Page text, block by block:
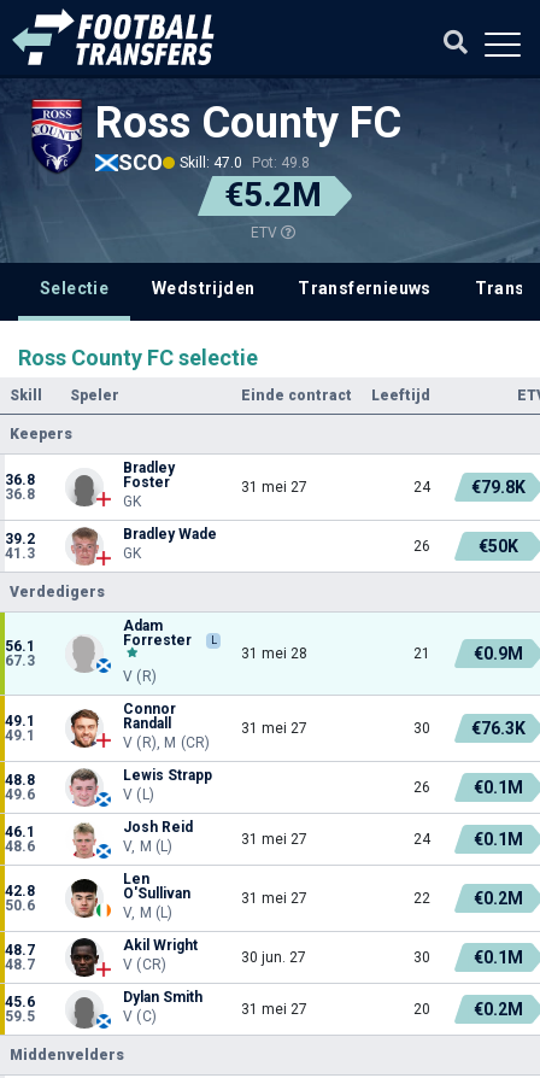
Ross County FC
SCO Skill: 47.0 Pot: 49.8
€5.2M
ETV
Selectie Wedstrijden Transfernieuws
Ross County FC selectie
Skill Speler Einde contract Leeftijd
Keepers
36.8
36.8
Bradley
Foster
GK
31 mei 27 24 €79.8K
39.2
41.3
Bradley Wade
GK
26 €50K
Verdedigers
56.1
67.3
Adam
Forrester
L
V (R)
31 mei 28 21 €0.9M
49.1
49.1
Connor
Randall
V (R), M (CR)
31 mei 27 30 €76.3K
48.8
49.6
Lewis Strapp
V (L)
26 €0.1M
46.1
48.6
Josh Reid
V, M (L)
31 mei 27 24 €0.1M
42.8
50.6
Len
O'Sullivan
V, M (L)
31 mei 27 22 €0.2M
48.7
48.7
Akil Wright
V (CR)
30 jun. 27 30 €0.1M
45.6
59.5
Dylan Smith
V (C)
31 mei 27 20 €0.2M
Middenvelders